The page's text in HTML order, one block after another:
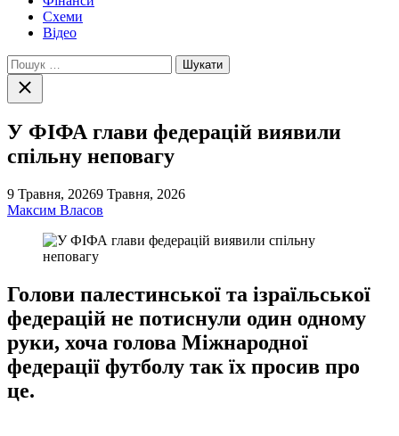
Схеми
Відео
Пошук:
Закрити
пошук
У ФІФА глави федерацій виявили
спільну неповагу
9 Травня, 20269 Травня, 2026
Максим Власов
Голови палестинської та ізраїльської
федерацій не потиснули один одному
руки, хоча голова Міжнародної
федерації футболу так їх просив про
це.